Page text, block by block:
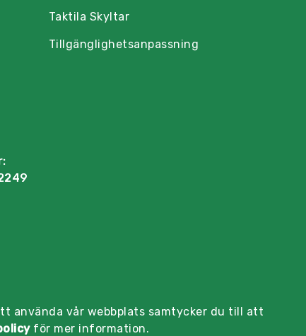
Taktila Skyltar
Tillgänglighetsanpassning
använda vår webbplats samtycker du till att
för mer information.